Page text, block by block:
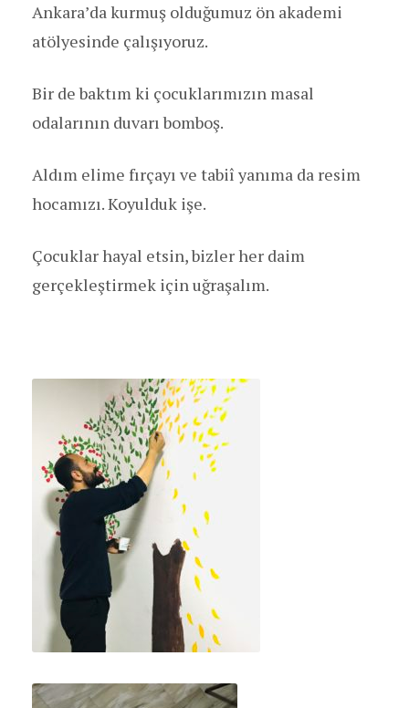
Ankara’da kurmuş olduğumuz ön akademi
atölyesinde çalışıyoruz.
Bir de baktım ki çocuklarımızın masal
odalarının duvarı bomboş.
Aldım elime fırçayı ve tabiî yanıma da resim
hocamızı. Koyulduk işe.
Çocuklar hayal etsin, bizler her daim
gerçekleştirmek için uğraşalım.